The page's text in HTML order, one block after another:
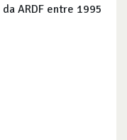
ARDF entre 1995